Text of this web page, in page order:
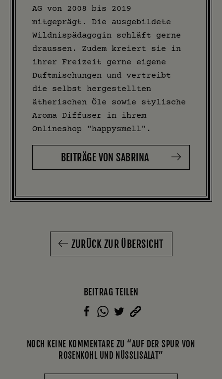
AG von 2008 bis 2019
mitgeprägt. Die ausgebildete
Wildnispädagogin schläft gerne
draussen. Zudem kreiert sie in
ihrer Freizeit gerne eigene
Duftmischungen und vertreibt
die selbst hergestellten
ätherischen Öle sowie stylische
Aroma Diffuser in ihrem
Onlineshop "happysmell".
BEITRÄGE VON SABRINA
ZURÜCK ZUR ÜBERSICHT
BEITRAG TEILEN
NOCH KEINE KOMMENTARE ZU “AUF DER SPUR VON
ROSENKOHL UND NÜSSLISALAT”